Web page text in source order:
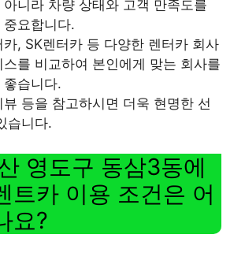
아니라 차량 상태와 고객 만족도를
요합니다.
, SK렌터카 등 다양한 렌터카 회사
를 비교하여 본인에게 맞는 회사를
습니다.
등을 참고하시면 더욱 현명한 선
습니다.
영도구 동삼3동에
트카 이용 조건은 어
요?